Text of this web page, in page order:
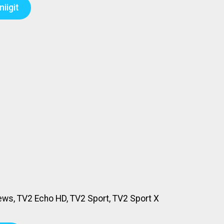
TV2 Echo HD, TV2 Sport, TV2 Sport X